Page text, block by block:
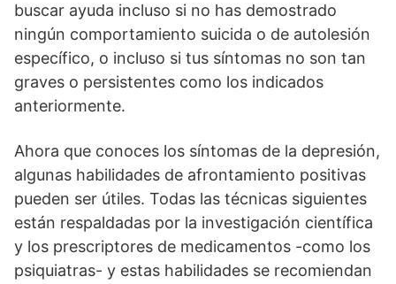
buscar ayuda incluso si no has demostrado
ningún comportamiento suicida o de autolesión
específico, o incluso si tus síntomas no son tan
graves o persistentes como los indicados
anteriormente.
Ahora que conoces los síntomas de la depresión,
algunas habilidades de afrontamiento positivas
pueden ser útiles. Todas las técnicas siguientes
están respaldadas por la investigación científica
y los prescriptores de medicamentos -como los
psiquiatras- y estas habilidades se recomiendan